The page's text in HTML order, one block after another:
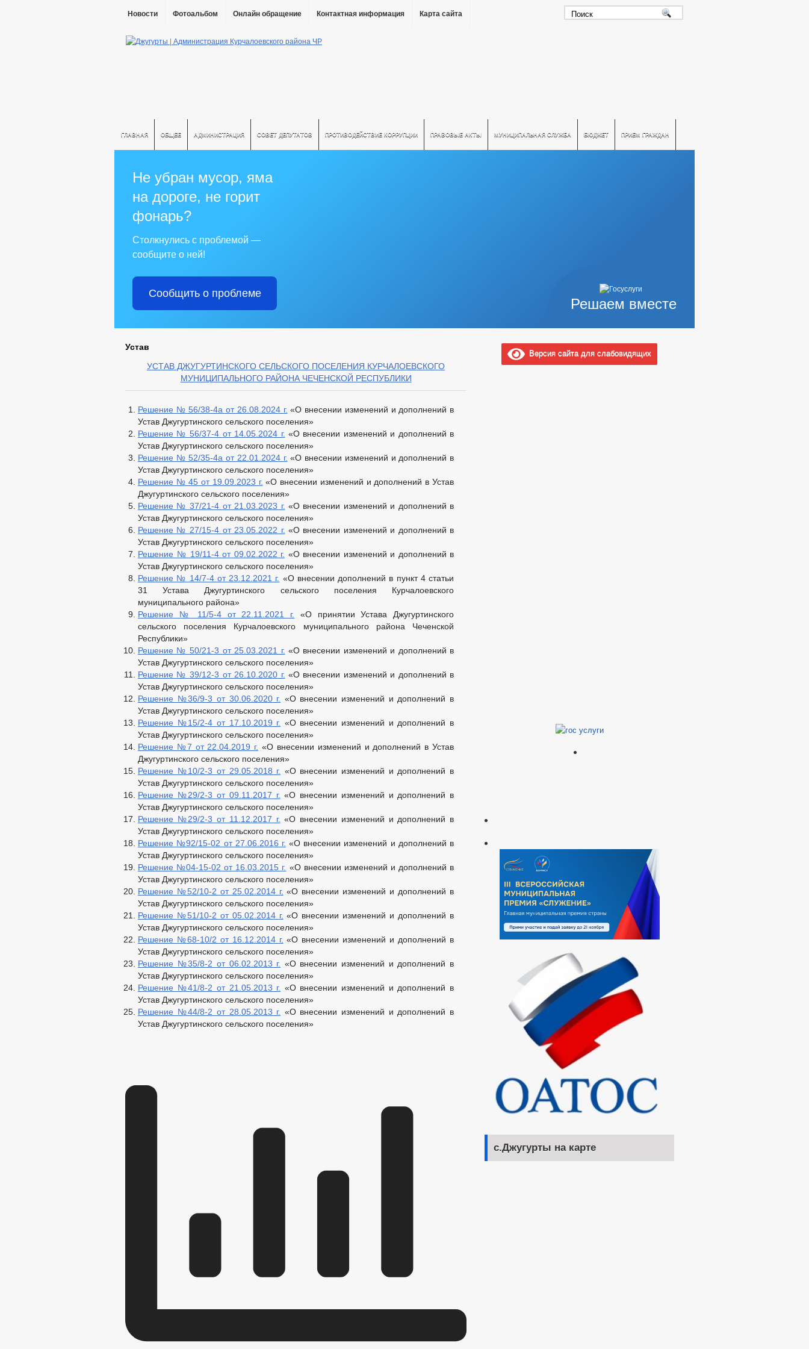
Новости Фотоальбом Онлайн обращение Контактная информация Карта сайта
ГЛАВНАЯ ОБЩЕЕ АДМИНИСТРАЦИЯ СОВЕТ ДЕПУТАТОВ ПРОТИВОДЕЙСТВИЕ КОРРУПЦИИ ПРАВОВЫЕ АКТЫ МУНИЦИПАЛЬНАЯ СЛУЖБА БЮДЖЕТ ПРИЕМ ГРАЖДАН
Решаем вместе
Не убран мусор, яма
на дороге, не горит
фонарь?
Столкнулись с проблемой —
сообщите о ней!
Сообщить о проблеме
Устав
УСТАВ ДЖУГУРТИНСКОГО СЕЛЬСКОГО ПОСЕЛЕНИЯ КУРЧАЛОЕВСКОГО
МУНИЦИПАЛЬНОГО РАЙОНА ЧЕЧЕНСКОЙ РЕСПУБЛИКИ
Решение № 56/38-4а от 26.08.2024 г. «О внесении изменений и дополнений в
Устав Джугуртинского сельского поселения»
Решение № 56/37-4 от 14.05.2024 г. «О внесении изменений и дополнений в
Устав Джугуртинского сельского поселения»
Решение № 52/35-4а от 22.01.2024 г. «О внесении изменений и дополнений в
Устав Джугуртинского сельского поселения»
Решение № 45 от 19.09.2023 г. «О внесении изменений и дополнений в Устав
Джугуртинского сельского поселения»
Решение № 37/21-4 от 21.03.2023 г. «О внесении изменений и дополнений в
Устав Джугуртинского сельского поселения»
Решение № 27/15-4 от 23.05.2022 г. «О внесении изменений и дополнений в
Устав Джугуртинского сельского поселения»
Решение № 19/11-4 от 09.02.2022 г. «О внесении изменений и дополнений в
Устав Джугуртинского сельского поселения»
Решение № 14/7-4 от 23.12.2021 г. «О внесении дополнений в пункт 4 статьи
31 Устава Джугуртинского сельского поселения Курчалоевского
муниципального района»
Решение № 11/5-4 от 22.11.2021 г.
«О принятии Устава Джугуртинского
сельского поселения Курчалоевского муниципального района Чеченской
Республики»
Решение № 50/21-3 от 25.03.2021 г. «О внесении изменений и дополнений в
Устав Джугуртинского сельского поселения»
Решение № 39/12-3 от 26.10.2020 г. «О внесении изменений и дополнений в
Устав Джугуртинского сельского поселения»
Решение №36/9-3 от 30.06.2020 г. «О внесении изменений и дополнений в
Устав Джугуртинского сельского поселения»
Решение №15/2-4 от 17.10.2019 г. «О внесении изменений и дополнений в
Устав Джугуртинского сельского поселения»
Решение №7 от 22.04.2019 г. «О внесении изменений и дополнений в Устав
Джугуртинского сельского поселения»
Решение №10/2-3 от 29.05.2018 г. «О внесении изменений и дополнений в
Устав Джугуртинского сельского поселения»
Решение №29/2-3 от 09.11.2017 г. «О внесении изменений и дополнений в
Устав Джугуртинского сельского поселения»
Решение №29/2-3 от 11.12.2017 г. «О внесении изменений и дополнений в
Устав Джугуртинского сельского поселения»
Решение №92/15-02 от 27.06.2016 г. «О внесении изменений и дополнений в
Устав Джугуртинского сельского поселения»
Решение №04-15-02 от 16.03.2015 г. «О внесении изменений и дополнений в
Устав Джугуртинского сельского поселения»
Решение №52/10-2 от 25.02.2014 г. «О внесении изменений и дополнений в
Устав Джугуртинского сельского поселения»
Решение №51/10-2 от 05.02.2014 г. «О внесении изменений и дополнений в
Устав Джугуртинского сельского поселения»
Решение №68-10/2 от 16.12.2014 г. «О внесении изменений и дополнений в
Устав Джугуртинского сельского поселения»
Решение №35/8-2 от 06.02.2013 г. «О внесении изменений и дополнений в
Устав Джугуртинского сельского поселения»
Решение №41/8-2 от 21.05.2013 г. «О внесении изменений и дополнений в
Устав Джугуртинского сельского поселения»
Решение №44/8-2 от 28.05.2013 г. «О внесении изменений и дополнений в
Устав Джугуртинского сельского поселения»
Версия сайта для слабовидящих
с.Джугурты на карте